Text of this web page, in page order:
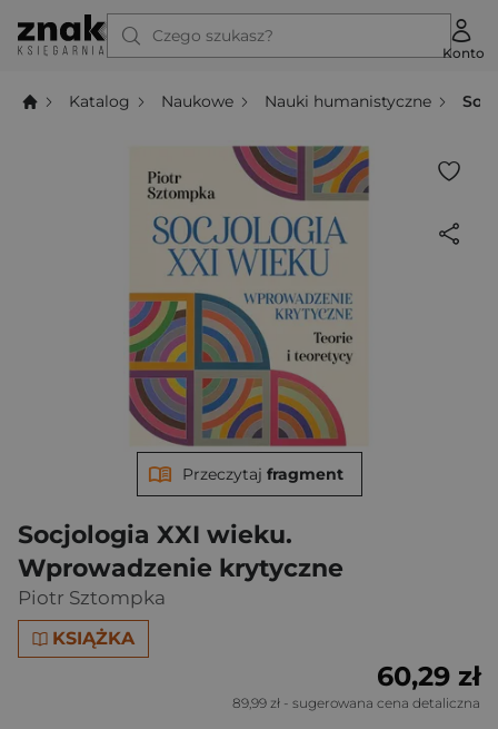
Czego szukasz?
Konto
Katalog Naukowe Nauki humanistyczne
Socjologia XXI wieku.
Wprowadzenie krytyczne
Piotr Sztompka
KSIĄŻKA
Przeczytaj fragment
60,29 zł
89,99 zł - sugerowana cena detaliczna